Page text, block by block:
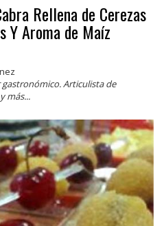
Rellena de Cerezas
Y Aroma de Maíz
gastronómico. Articulista de
más...